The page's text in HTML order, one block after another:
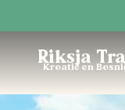
Riksja
Kroatië en